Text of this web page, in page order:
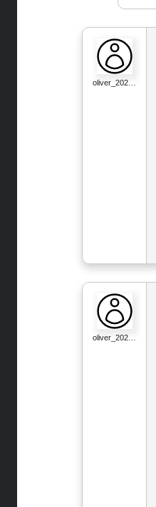
oliver_202…
oliver_202…